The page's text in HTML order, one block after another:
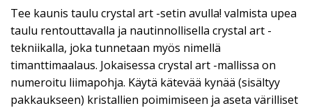
Tee kaunis taulu crystal art -setin avulla! valmista upea
taulu rentouttavalla ja nautinnollisella crystal art -
tekniikalla, joka tunnetaan myös nimellä
timanttimaalaus. Jokaisessa crystal art -mallissa on
numeroitu liimapohja. Käytä kätevää kynää (sisältyy
pakkaukseen) kristallien poimimiseen ja aseta värilliset